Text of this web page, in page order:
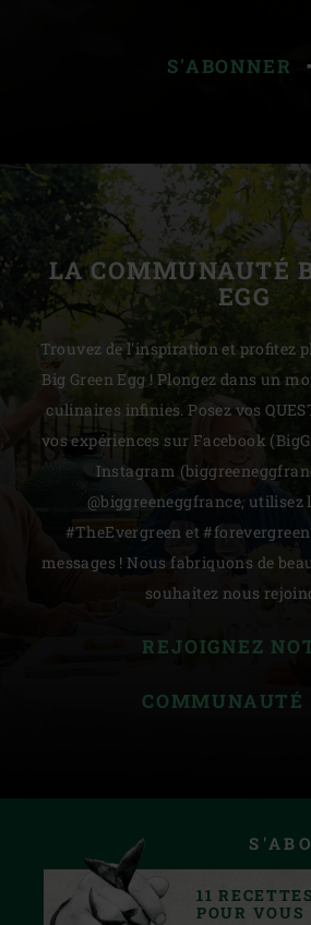
S'ABONNER
LA COMMUNAUTÉ
EGG
Trouvez de l'inspiration et profitez
Big Green Egg ! Plongez dans un
culinaires infinies. Posez vos
vos expériences sur Facebook
Instagram
@biggreeneggfrance, utilisez
#TheEvergreen et
messages ! Nous fabriquons de
souhaitez nous
REJOIGNEZ
COMMUNAUTÉ
11
POUR VOUS